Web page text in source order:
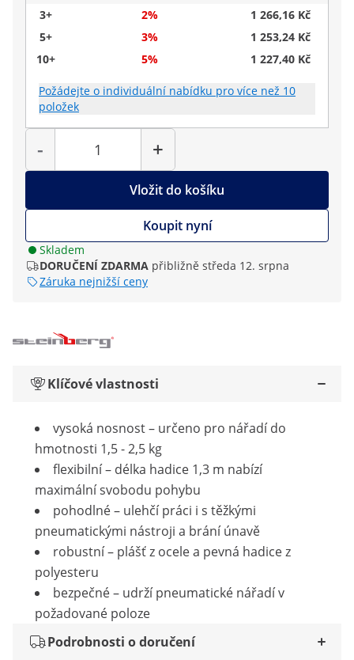
3+
2%
1 266,16 Kč
5+
3%
1 253,24 Kč
10+
5% 1 227,40 Kč
Požádejte o individuální nabídku pro více než 10
položek
-
Počet
+
Vložit do košíku
Koupit nyní
Skladem
DORUČENÍ ZDARMA přibližně středa 12. srpna
Záruka nejnižší ceny
Klíčové vlastnosti
vysoká nosnost – určeno pro nářadí do
hmotnosti 1,5 - 2,5 kg
flexibilní – délka hadice 1,3 m nabízí
maximální svobodu pohybu
pohodlné – ulehčí práci i s těžkými
pneumatickými nástroji a brání únavě
robustní – plášť z ocele a pevná hadice z
polyesteru
bezpečné – udrží pneumatické nářadí v
požadované poloze
Podrobnosti o doručení